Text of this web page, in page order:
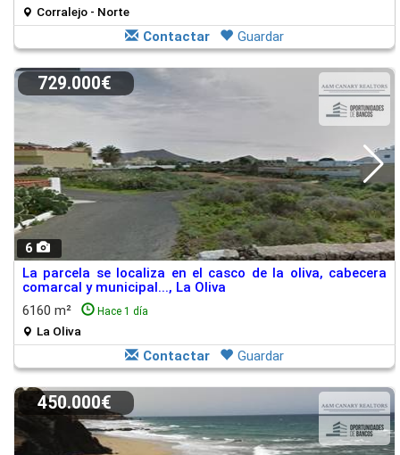
Corralejo - Norte
Contactar Guardar
6
729.000€
La parcela se localiza en el casco de la oliva, cabecera
comarcal y municipal..., La Oliva
6160 m²
Hace 1 día
La Oliva
Contactar Guardar
450.000€